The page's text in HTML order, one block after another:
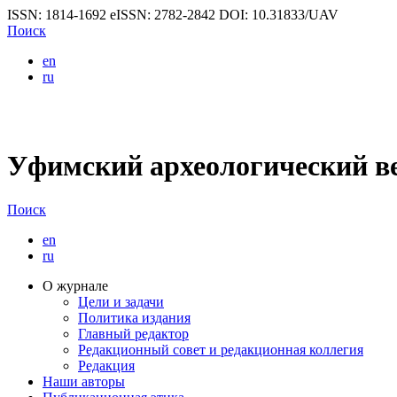
ISSN: 1814-1692 eISSN: 2782-2842 DOI: 10.31833/UAV
Поиск
en
ru
Уфимский археологический
Поиск
en
ru
О журнале
Цели и задачи
Политика издания
Главный редактор
Редакционный совет и редакционная коллегия
Редакция
Наши авторы